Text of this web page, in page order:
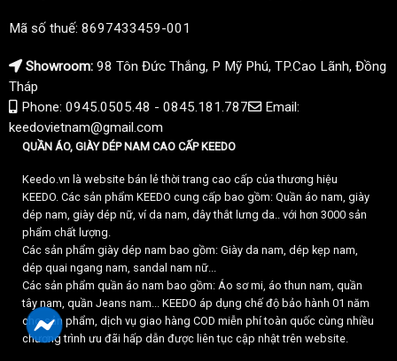
Mã số thuế: 8697433459-001
Showroom: 98 Tôn Đức Thắng, P Mỹ Phú, TP.Cao Lãnh, Đồng
Tháp
Phone: 0945.0505.48 - 0845.181.787
Email:
keedovietnam@gmail.com
QUẦN ÁO, GIÀY DÉP NAM CAO CẤP KEEDO
Keedo.vn là website bán lẻ thời trang cao cấp của thương hiệu
KEEDO. Các sản phẩm KEEDO cung cấp bao gồm: Quần áo nam, giày
dép nam, giày dép nữ, ví da nam, dây thắt lưng da.. với hơn 3000 sản
phẩm chất lượng.
Các sản phẩm giày dép nam bao gồm: Giày da nam, dép kẹp nam,
dép quai ngang nam, sandal nam nữ...
Các sản phẩm quần áo nam bao gồm: Áo sơ mi, áo thun nam, quần
tây nam, quần Jeans nam... KEEDO áp dụng chế độ bảo hành 01 năm
cho sản phẩm, dịch vụ giao hàng COD miễn phí toàn quốc cùng nhiều
chương trình ưu đãi hấp dẫn được liên tục cập nhật trên website.